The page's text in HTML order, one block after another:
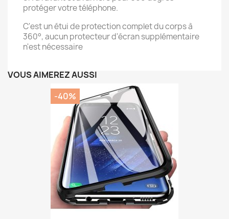
protéger votre téléphone.
C'est un étui de protection complet du corps à
360°, aucun protecteur d'écran supplémentaire
n'est nécessaire
VOUS AIMEREZ AUSSI
-40%